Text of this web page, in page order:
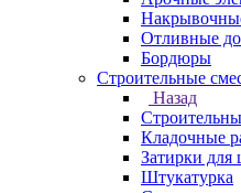
Отливные
Бордюры
Строительные
Назад
Кладочные
Затирки для
Штукатурка